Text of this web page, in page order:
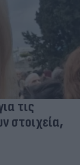
τις
στοιχεία,